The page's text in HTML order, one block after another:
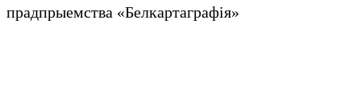
прадпрыемства «Белкартаграфія»